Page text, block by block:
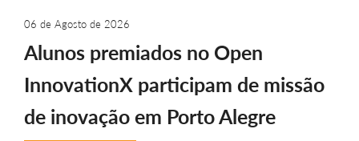
06 de Agosto de 2026
Alunos premiados no Open
InnovationX participam de missão
de inovação em Porto Alegre